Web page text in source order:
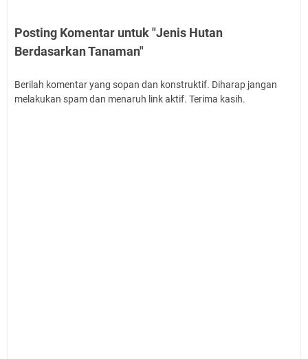
Posting Komentar untuk "Jenis Hutan
Berdasarkan Tanaman"
Berilah komentar yang sopan dan konstruktif. Diharap jangan
melakukan spam dan menaruh link aktif. Terima kasih.